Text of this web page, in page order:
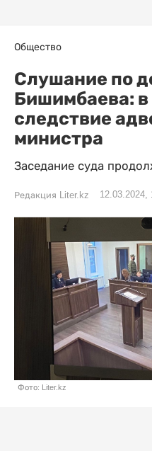
Общество
Слушание по
Бишимбаева: в
следствие
министра
Заседание суда
Редакция Liter.kz 12.03.2024,
Фото: Liter.kz